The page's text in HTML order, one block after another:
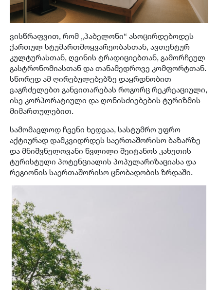
ვისწრაფვით, რომ „პაბელონი“ ასოცირდებოდეს
ქართულ სტუმართმოყვარეობასთან, ავთენტურ
კულტურასთან, ღვინის ტრადიციებთან, გამორჩეულ
გასტრონომიასთან და თანამედროვე კომფორტთან.
სწორედ ამ ღირებულებებზე დაყრდნობით
ვაგრძელებთ განვითარებას როგორც რეკრეაციული,
ისე კორპორატიული და ღონისძიებების ტურიზმის
მიმართულებით.
სამომავლოდ ჩვენი ხედვაა, სასტუმრო უფრო
აქტიურად დამკვიდრდეს საერთაშორისო ბაზარზე
და მნიშვნელოვანი წვლილი შეიტანოს კახეთის
ტურისტული პოტენციალის პოპულარიზაციასა და
რეგიონის საერთაშორისო ცნობადობის ზრდაში.